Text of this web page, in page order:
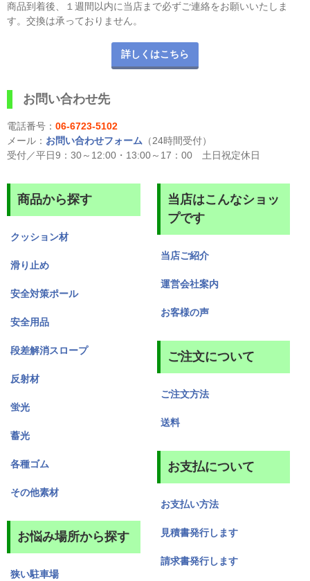
商品到着後、１週間以内に当店まで必ずご連絡をお願いいたしま
す。交換は承っておりません。
詳しくはこちら
お問い合わせ先
電話番号： 06-6723-5102
メール： お問い合わせフォーム （24時間受付）
受付／平日9：30～12:00・13:00～17：00 土日祝定休日
商品から探す
クッション材
滑り止め
安全対策ポール
安全用品
段差解消スロープ
反射材
蛍光
蓄光
各種ゴム
その他素材
お悩み場所から探す
狭い駐車場
当店はこんなショッ
プです
当店ご紹介
運営会社案内
お客様の声
ご注文について
ご注文方法
送料
お支払について
お支払い方法
見積書発行します
請求書発行します